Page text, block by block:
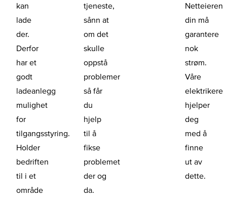
kan
lade
der.
Derfor
har et
godt
ladeanlegg
mulighet
for
tilgangsstyring.
Holder
bedriften
til i et
område
tjeneste,
sånn at
om det
skulle
oppstå
problemer
så får
du
hjelp
til å
fikse
problemet
der og
da.
Netteieren
din må
garantere
nok
strøm.
Våre
elektrikere
hjelper
deg
med å
finne
ut av
dette.